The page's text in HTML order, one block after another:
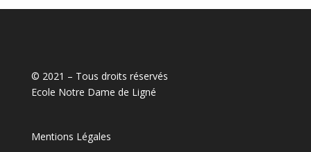
© 2021 – Tous droits réservés
Ecole Notre Dame de Ligné
Mentions Légales